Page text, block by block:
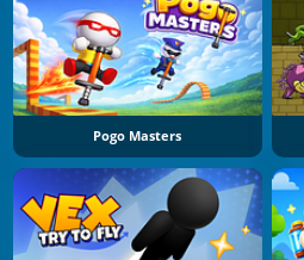
Pogo Masters